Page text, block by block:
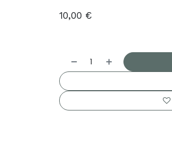
10,00 €